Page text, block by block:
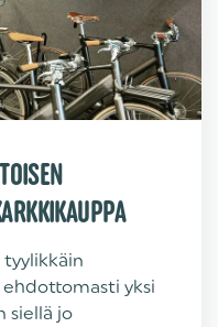
ehdottomasti yksi
siellä jo